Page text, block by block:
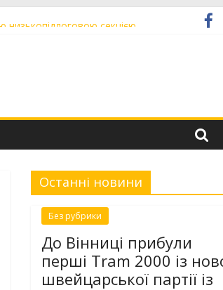
Останні новини
Без рубрики
До Вінниці прибули
перші Tram 2000 із
швейцарської партії із